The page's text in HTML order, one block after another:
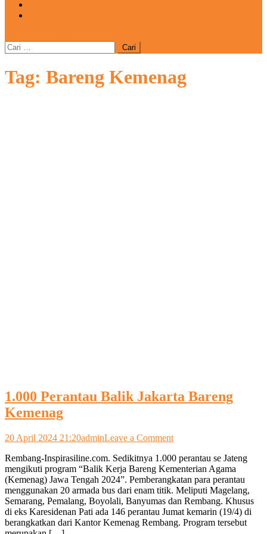
Cari
untuk:
Tag: Bareng Kemenag
1.000 Perantau Balik Jakarta Bareng
Kemenag
20 April 2024 21:20adminLeave a Commenton
Perantau
Balik
Jakarta
Bareng
Kemenag
Rembang-Inspirasiline.com. Sedikitnya 1.000 perantau se Jateng
mengikuti program “Balik Kerja Bareng Kementerian Agama
(Kemenag) Jawa Tengah 2024”. Pemberangkatan para perantau
menggunakan 20 armada bus dari enam titik. Meliputi Magelang,
Semarang, Pemalang, Boyolali, Banyumas dan Rembang. Khusus
di eks Karesidenan Pati ada 146 perantau Jumat kemarin (19/4) di
berangkatkan dari Kantor Kemenag Rembang. Program tersebut